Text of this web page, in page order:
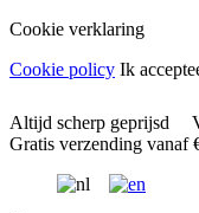
Cookie verklaring
Cookie policy Ik
Altijd scherp geprijsd
Gratis verzending vanaf